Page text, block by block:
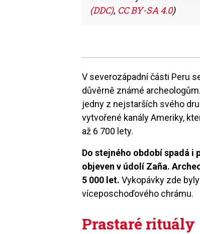
(DDC), CC BY-SA 4.0)
V severozápadní části Peru
důvěrně známé
jedny z nejstarších svého
vytvořené kanály Ameriky,
až 6 700 lety.
Do stejného období spadá i
objeven v údolí Zaña.
5 000 let. Vykopávky zde
víceposchoďového chrámu.
Prastaré rituály